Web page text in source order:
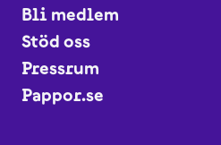
Bli medlem
Stöd oss
Pressrum
Pappor.se